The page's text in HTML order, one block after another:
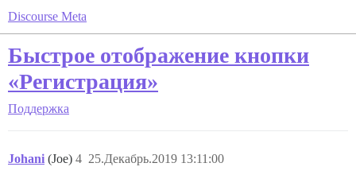
Discourse Meta
Быстрое отображение кнопки
«Регистрация»
Поддержка
Johani (Joe) 25.Декабрь.2019 13:11:00
4